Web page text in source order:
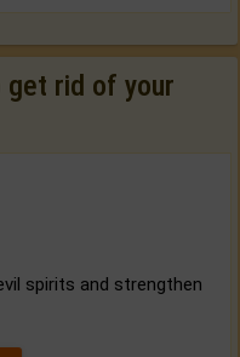
rid of your
spirits and strengthen